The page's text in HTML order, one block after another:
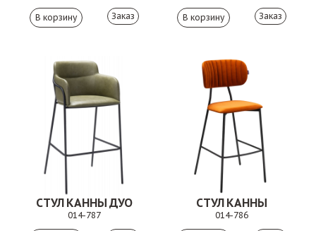
Заказ Заказ
СТУЛ КАННЫ ДУО
014-787
СТУЛ КАННЫ
014-786